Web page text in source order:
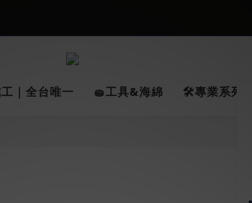
★限時 :滿$499 ➨超商免運★
００% 成功的秘訣，全靠這組😎　 ( 查看鍍膜攻略
｜全台唯一 🧽工具&海綿 🛠️專業系列